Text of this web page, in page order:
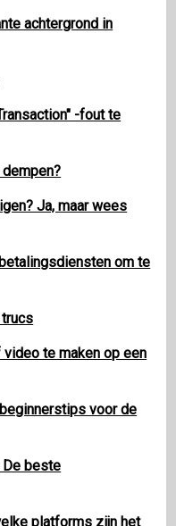
achtergrond in
-fout te
Ja, maar wees
om te
te maken op een
voor de
De beste
platforms zijn het